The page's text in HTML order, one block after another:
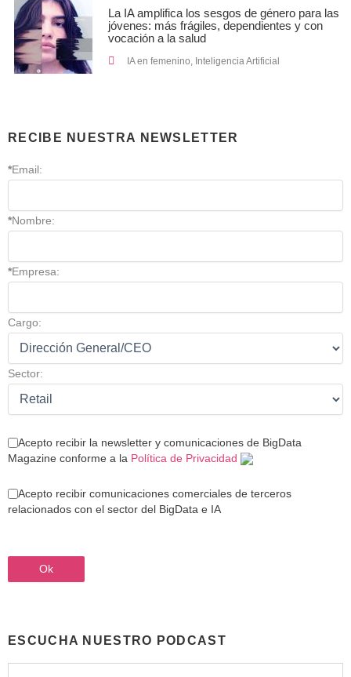
La IA amplifica los sesgos de género para las
jóvenes: más frágiles, dependientes y con
vocación a la salud
IA en femenino Inteligencia Artificial
RECIBE NUESTRA NEWSLETTER
*Email:
*Nombre:
*Empresa:
Cargo:
Sector:
Acepto recibir la newsletter y comunicaciones de BigData
Magazine conforme a la Política de Privacidad
Acepto recibir comunicaciones comerciales de terceros
relacionados con el sector del BigData e IA
ESCUCHA NUESTRO PODCAST